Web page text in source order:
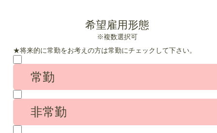
希望雇用形態
※複数選択可
★将来的に常勤をお考えの方は常勤にチェックして下さい。
常勤
非常勤